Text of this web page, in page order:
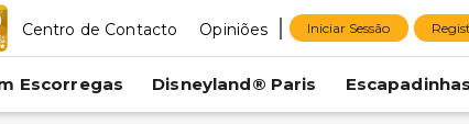
Centro de Contacto Opiniões Iniciar Sessão
Escorregas Disneyland® Paris Escapadinhas